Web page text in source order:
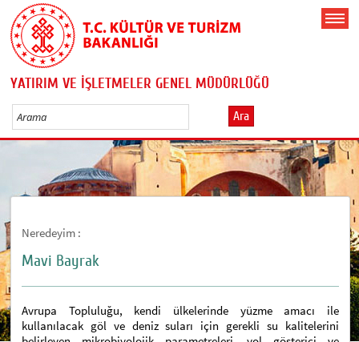
YATIRIM VE İŞLETMELER GENEL MÜDÜRLÜĞÜ
Ara
Neredeyim :
Mavi Bayrak
Avrupa Topluluğu, kendi ülkelerinde yüzme amacı ile
kullanılacak göl ve deniz suları için gerekli su kalitelerini